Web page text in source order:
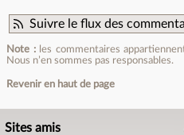
Suivre le flux des
Note :les commentaires
Nous n’en sommes pas responsables.
Revenir en haut de page
Sites amis